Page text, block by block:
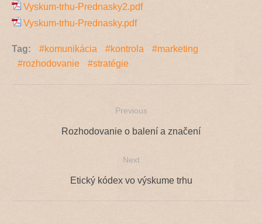
Vyskum-trhu-Prednasky2.pdf
Vyskum-trhu-Prednasky.pdf
Tag: komunikácia kontrola
marketing
rozhodovanie
stratégie
Navigácia
Previous
Previous
Rozhodovanie o balení a značení
Next
Next
Etický kódex vo výskume trhu